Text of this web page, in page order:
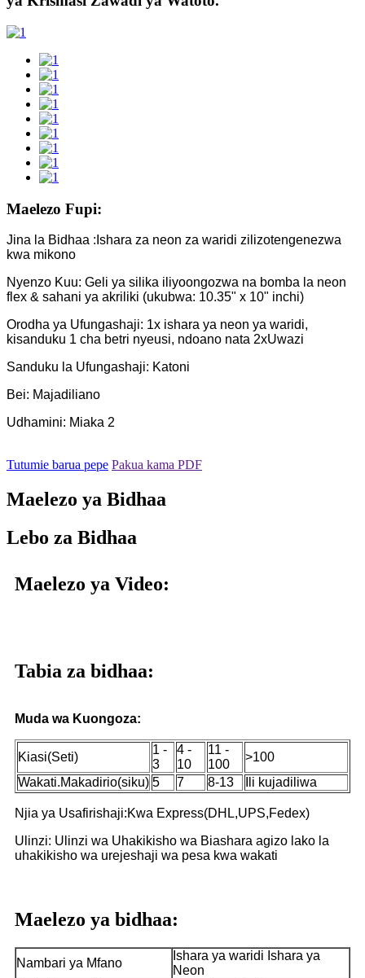
Maelezo Fupi:
Jina la Bidhaa :Ishara za neon za waridi zilizotengenezwa
kwa mikono
Nyenzo Kuu: Geli ya silika iliyoongozwa na bomba la neon
flex & sahani ya akriliki (ukubwa: 10.35" x 10" inchi)
Orodha ya Ufungashaji: 1x ishara ya neon ya waridi,
kisanduku 1 cha betri nyeusi, ndoano nata 2xUwazi
Sanduku la Ufungashaji: Katoni
Bei: Majadiliano
Udhamini: Miaka 2
Tutumie barua pepe Pakua kama PDF
Maelezo ya Bidhaa
Lebo za Bidhaa
Maelezo ya Video:
Tabia za bidhaa:
Muda wa Kuongoza:
Kiasi(Seti)
1 -
3
4 -
10
11 -
100
>100
Wakati.Makadirio(siku) 5 7 8-13 Ili kujadiliwa
Njia ya Usafirishaji:Kwa Express(DHL,UPS,Fedex)
Ulinzi: Ulinzi wa Uhakikisho wa Biashara agizo lako la
uhakikisho wa urejeshaji wa pesa kwa wakati
Maelezo ya bidhaa:
Nambari ya Mfano
Ishara ya waridi Ishara ya
Neon